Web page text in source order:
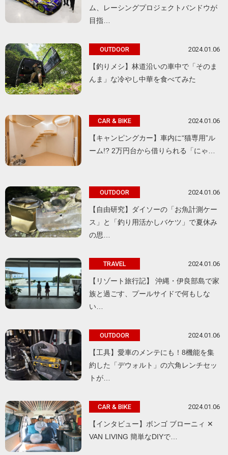
ム、レーシングプロジェクトバンドウが
目指…
OUTDOOR 2024.01.06
【釣りメシ】林道沿いの車中で「そのま
んま」な冷やし中華を食べてみた
CAR & BIKE 2024.01.06
【キャンピングカー】車内に“猫専用”ル
ーム!? 2万円台から借りられる「にゃ…
OUTDOOR 2024.01.06
【自由研究】ダイソーの「お魚計測ケー
ス」と「釣り用活かしバケツ」で夏休み
の思…
TRAVEL 2024.01.06
【リゾート旅行記】 沖縄・伊良部島で家
族と過ごす、プールサイドで何もしな
い…
OUTDOOR 2024.01.06
【工具】愛車のメンテにも！8機能を集
約した「デウォルト」の六角レンチセッ
トが…
CAR & BIKE 2024.01.06
【インタビュー】ボンゴ ブローニィ ✕
VAN LIVING 簡単なDIYで…